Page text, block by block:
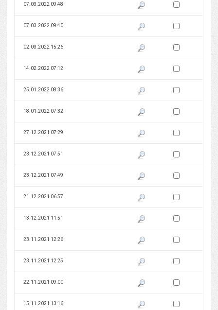
07.03.2022 09:48 Pokaż podgląd wersji z dnia
Zaznacz wersję do
07.03.2022 09:40 Pokaż podgląd wersji z dnia
Zaznacz wersję do
02.03.2022 15:26 Pokaż podgląd wersji z dnia
Zaznacz wersję do
14.02.2022 07:12 Pokaż podgląd wersji z dnia
Zaznacz wersję do
25.01.2022 08:36 Pokaż podgląd wersji z dnia
Zaznacz wersję do
18.01.2022 07:32 Pokaż podgląd wersji z dnia
Zaznacz wersję do
27.12.2021 07:29 Pokaż podgląd wersji z dnia
Zaznacz wersję do
23.12.2021 07:51 Pokaż podgląd wersji z dnia
Zaznacz wersję do
23.12.2021 07:49 Pokaż podgląd wersji z dnia
Zaznacz wersję do
21.12.2021 06:57 Pokaż podgląd wersji z dnia
Zaznacz wersję do
13.12.2021 11:51 Pokaż podgląd wersji z dnia
Zaznacz wersję do
23.11.2021 12:26 Pokaż podgląd wersji z dnia
Zaznacz wersję do
23.11.2021 12:25 Pokaż podgląd wersji z dnia
Zaznacz wersję do
22.11.2021 09:00 Pokaż podgląd wersji z dnia
Zaznacz wersję do
15.11.2021 13:16 Pokaż podgląd wersji z dnia
Zaznacz wersję do